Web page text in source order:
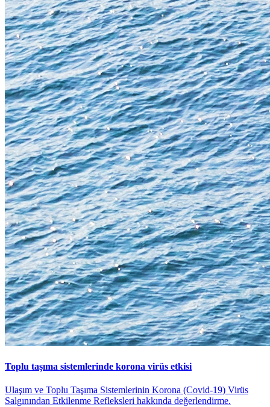
Toplu taşıma sistemlerinde korona virüs etkisi
Ulaşım ve Toplu Taşıma Sistemlerinin Korona (Covid-19) Virüs
Salgınından Etkilenme Refleksleri hakkında değerlendirme.